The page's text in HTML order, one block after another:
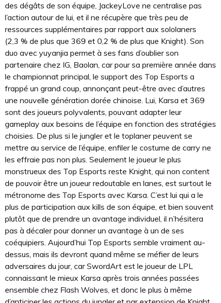
des dégâts de son équipe, JackeyLove ne centralise pas
l’action autour de lui, et il ne récupère que très peu de
ressources supplémentaires par rapport aux sololaners
(2,3 % de plus que 369 et 0,2 % de plus que Knight). Son
duo avec yuyanjia permet à ses fans d’oublier son
partenaire chez IG, Baolan, car pour sa première année dans
le championnat principal, le support des Top Esports a
frappé un grand coup, annonçant peut-être avec d’autres
une nouvelle génération dorée chinoise. Lui, Karsa et 369
sont des joueurs polyvalents, pouvant adapter leur
gameplay aux besoins de l’équipe en fonction des stratégies
choisies. De plus si le jungler et le toplaner peuvent se
mettre au service de l’équipe, enfiler le costume de carry ne
les effraie pas non plus. Seulement le joueur le plus
monstrueux des Top Esports reste Knight, qui non content
de pouvoir être un joueur redoutable en lanes, est surtout le
métronome des Top Esports avec Karsa. C’est lui qui a le
plus de participation aux kills de son équipe, et bien souvent
plutôt que de prendre un avantage individuel, il n’hésitera
pas à décaler pour donner un avantage à un de ses
coéquipiers. Aujourd’hui Top Esports semble vraiment au-
dessus, mais ils devront quand même se méfier de leurs
adversaires du jour, car SwordArt est le joueur de LPL
connaissant le mieux Karsa après trois années passées
ensemble chez Flash Wolves, et donc le plus à même